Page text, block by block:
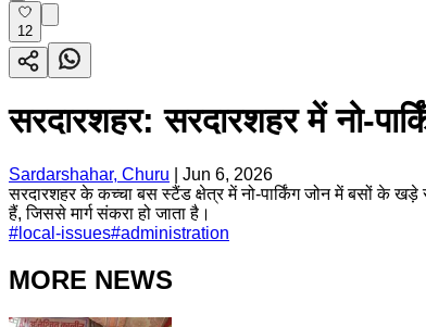
12
सरदारशहर: सरदारशहर में नो-
Sardarshahar, Churu
Jun 6, 2026
सरदारशहर के कच्चा बस स्टैंड क्षेत्र में नो-पार्किंग जोन में बसों के
हैं, जिससे मार्ग संकरा हो जाता है।
# local-issues#administration
MORE NEWS